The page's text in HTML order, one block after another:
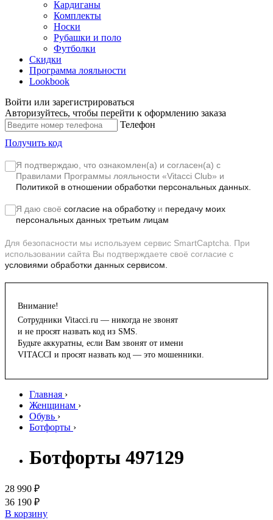
Кардиганы
Комплекты
Носки
Рубашки и поло
Футболки
Скидки
Программа лояльности
Lookbook
Войти или зарегистрироваться
Авторизуйтесь, чтобы перейти к оформлению заказа
Телефон
Получить код
Я подтверждаю, что ознакомлен(а) и согласен(а) с
Правилами Программы лояльности «Vitacci Club» и
Политикой в отношении обработки персональных данных.
Я даю своё согласие на обработку и передачу моих
персональных данных третьим лицам
Для безопасности мы используем сервис SmartCaptcha. При
использовании сайта Вы подтверждаете своё согласие с
условиями обработки данных сервисом.
Внимание!
Сотрудники Vitacci.ru — никогда не звонят
и не просят назвать код из SMS.
Будьте аккуратны, если Вам звонят от имени
VITACCI и просят назвать код — это мошенники.
Главная ›
Женщинам ›
Обувь ›
Ботфорты ›
Ботфорты 497129
28 990 ₽
36 190 ₽
В корзину